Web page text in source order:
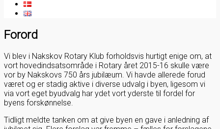
Forord
Vi blev i Nakskov Rotary Klub forholdsvis hurtigt enige om, at
vort hovedindsatsområde i Rotary året 2015-16 skulle være
vor by Nakskovs 750 års jubilæum. Vi havde allerede forud
været og er stadig aktive i diverse udvalg i byen, ligesom vi
via vort eget byudvalg har ydet vort yderste til fordel for
byens forskønnelse.
Tidligt meldte tanken om at give byen en gave i anledning af